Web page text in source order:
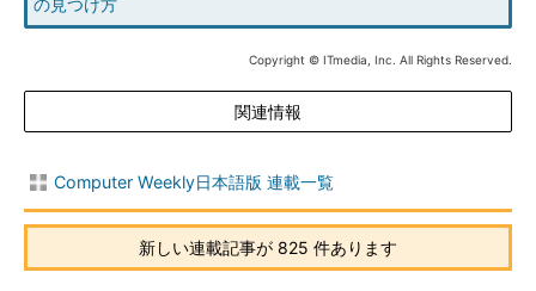
の見つけ方
Copyright © ITmedia, Inc. All Rights Reserved.
関連情報
Computer Weekly日本語版 連載一覧
新しい連載記事が 825 件あります